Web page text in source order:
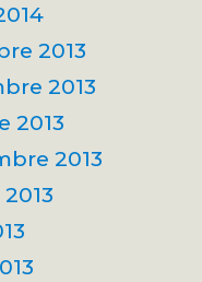
2013
2013
2013
2013